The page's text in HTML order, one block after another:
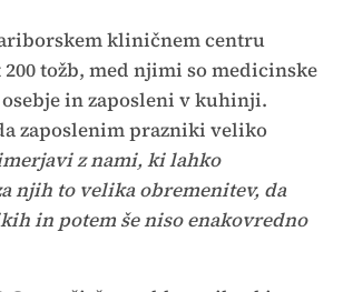
kliničnem centru
tožb, med njimi so medicinske
in zaposleni v kuhinji.
zaposlenim prazniki veliko
z nami, ki lahko
njih to velika obremenitev, da
in potem še niso enakovredno